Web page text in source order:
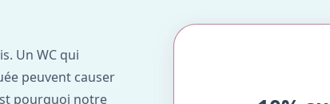
Un WC qui
peuvent causer
pourquoi notre